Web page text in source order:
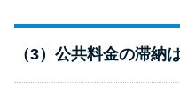
（3）公共料金の滞納